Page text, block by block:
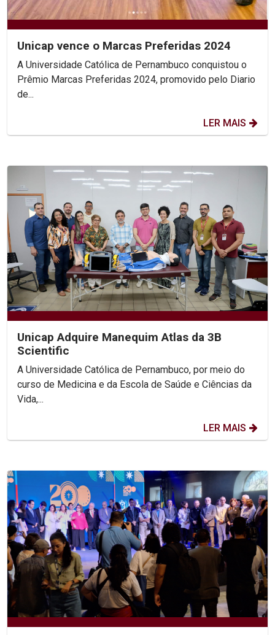
Unicap vence o Marcas Preferidas 2024
A Universidade Católica de Pernambuco conquistou o
Prêmio Marcas Preferidas 2024, promovido pelo Diario
de...
LER MAIS
Unicap Adquire Manequim Atlas da 3B
Scientific
A Universidade Católica de Pernambuco, por meio do
curso de Medicina e da Escola de Saúde e Ciências da
Vida,...
LER MAIS